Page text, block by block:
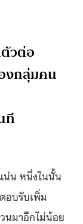
วต่อ
งกลุ่มคน
ที
น่น หนึ่งในนั้น
อบรับเพิ่ม
นมาอีกไม่น้อย